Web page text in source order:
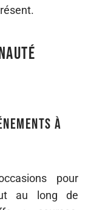
à
pour
au long de